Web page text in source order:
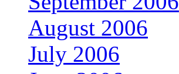
August 2006
July 2006